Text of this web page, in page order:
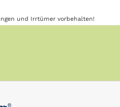
und Irrtümer vorbehalten!